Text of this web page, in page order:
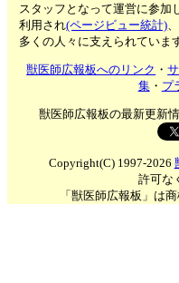
スタッフとなって運営に参加
利用され(ページビュー統計)、
多くの人々に支えられていま
獣医師広報板へのリンク ・
集・ プ
獣医師広報板の最新更新
Copyright(C) 1997-2026
許可な
「獣医師広報板」は